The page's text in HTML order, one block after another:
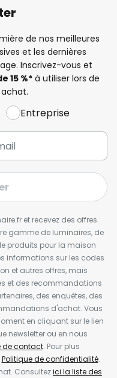
de nos meilleures
et les dernières
Inscrivez-vous et
15 %*à utiliser lors de
Entreprise
et recevez des offres
gamme de luminaires, de
produits pour la maison
informations sur les codes
et autres offres, mais
et des recommandations
des enquêtes, des
d'achat. Vous
en cliquant sur le lien
newsletter ou en nous
de contact. Pour plus
Politique de confidentialité.
Consultezici la liste des